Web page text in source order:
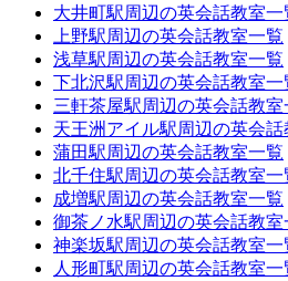
大井町駅周辺の英会話教室一
上野駅周辺の英会話教室一覧
浅草駅周辺の英会話教室一覧
下北沢駅周辺の英会話教室一
三軒茶屋駅周辺の英会話教室
天王洲アイル駅周辺の英会話
蒲田駅周辺の英会話教室一覧
北千住駅周辺の英会話教室一
成増駅周辺の英会話教室一覧
御茶ノ水駅周辺の英会話教室
神楽坂駅周辺の英会話教室一
人形町駅周辺の英会話教室一